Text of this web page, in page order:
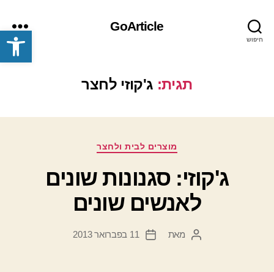
פתח סרגל נגישות חיפוש
GoArticle
תפריט
תגית: ג'קוזי לחצר
קטגוריות
מוצרים לבית ולחצר
ג'קוזי: סגנונות שונים
לאנשים שונים
המחבר
מאת
תאריך
11 בפברואר 2013